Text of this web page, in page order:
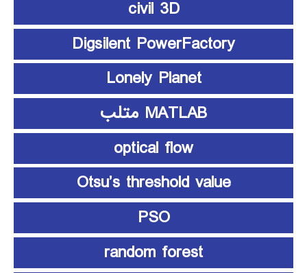
civil 3D
Digsilent PowerFactory
Lonely Planet
MATLAB متلب
optical flow
Otsu’s threshold value
PSO
random forest